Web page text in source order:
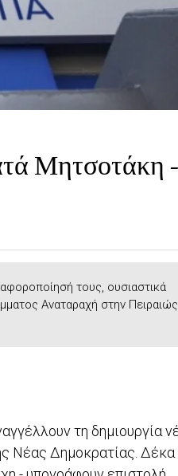
Μητσοτάκη –
τους, ουσιαστικά
Αναταραχή στην Πειραιώς
τη δημιουργία
Νέας Δημοκρατίας. Δέκα